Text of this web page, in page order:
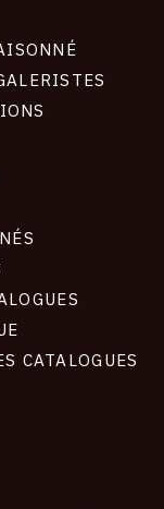
CATALOGUES